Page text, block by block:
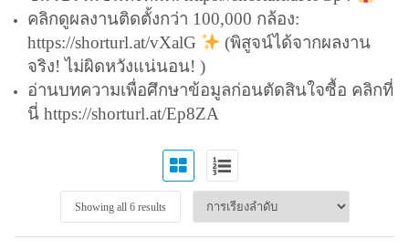
คลิกดูผลงานติดตั้งกว่า 100,000 กล้อง:
https://shorturl.at/vXalG
(พิสูจน์ได้จากผลงาน
จริง! ไม่ผิดหวังแน่นอน! )
อ่านบทความเพื่อศึกษาข้อมูลก่อนตัดสินใจซื้อ คลิกที่
นี่ https://shorturl.at/Ep8ZA
Showing all 6 results